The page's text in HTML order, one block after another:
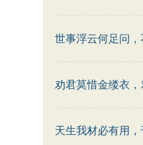
世事浮云何足问，
劝君莫惜金缕衣，
天生我材必有用，